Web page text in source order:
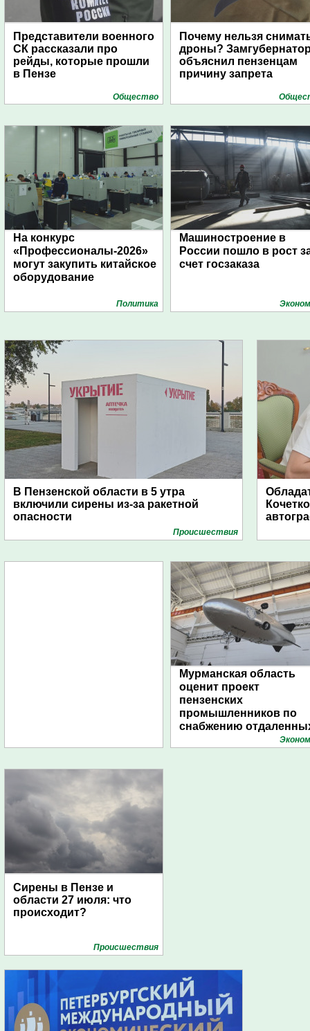
Представители военного
СК рассказали про
рейды, которые прошли
в Пензе
Общество
Почему нельзя
дроны?
объяснил пензенцам
причину запрета
На конкурс
«Профессионалы-2026»
могут закупить китайское
оборудование
Политика
Машиностроение в
России пошло в рост
счет госзаказа
В Пензенской области в 5 утра
включили сирены из-за ракетной
опасности
Проиcшествия
Мурманская область
оценит проект
пензенских
промышленников по
снабжению
поселений с помощью
Сирены в Пензе и
области 27 июля: что
происходит?
Проиcшествия